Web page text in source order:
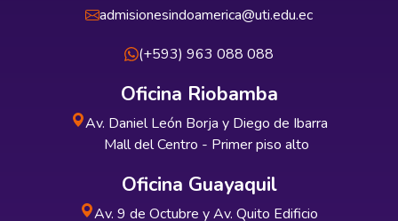
admisionesindoamerica@uti.edu.ec
(+593) 963 088 088
Oficina Riobamba
Av. Daniel León Borja y Diego de Ibarra
Mall del Centro - Primer piso alto
Oficina Guayaquil
Av. 9 de Octubre y Av. Quito Edificio